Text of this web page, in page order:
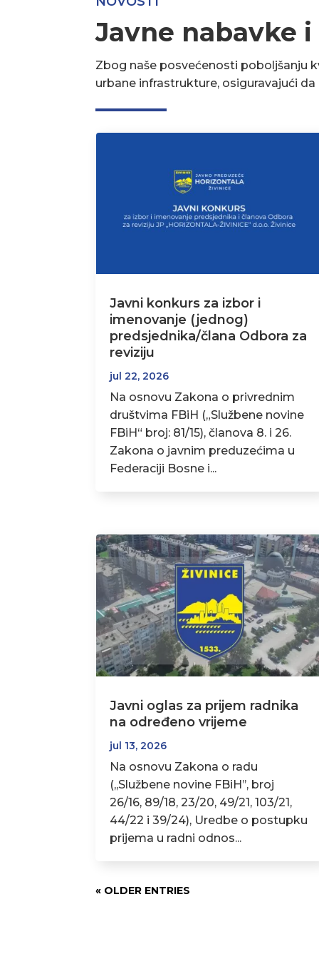
Javne nabavke
Zbog naše posvećenosti poboljšanju
urbane infrastrukture, osiguravajući
Javni konkurs za izbor i
imenovanje (jednog)
predsjednika/člana Odbora za
reviziju
jul 22, 2026
Na osnovu Zakona o privrednim
društvima FBiH („Službene novine
FBiH“ broj: 81/15), članova 8. i 26.
Zakona o javnim preduzećima u
Federaciji Bosne i...
Javni oglas za prijem radnika
na određeno vrijeme
jul 13, 2026
Na osnovu Zakona o radu
(,,Službene novine FBiH’’, broj
26/16, 89/18, 23/20, 49/21, 103/21,
44/22 i 39/24), Uredbe o postupku
prijema u radni odnos...
« OLDER ENTRIES